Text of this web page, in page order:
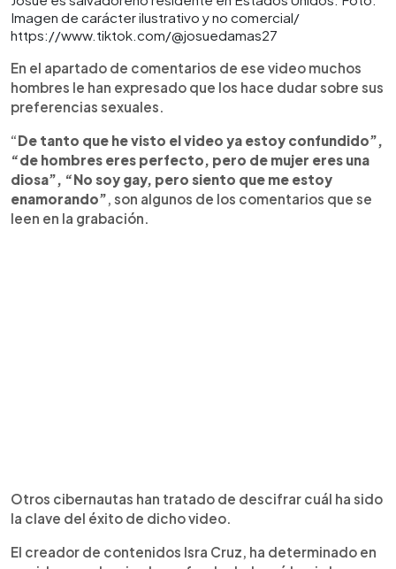
Imagen de carácter ilustrativo y no comercial/
https://www.tiktok.com/@josuedamas27
En el apartado de comentarios de ese video muchos
hombres le han expresado que los hace dudar sobre sus
preferencias sexuales.
“De tanto que he visto el video ya estoy confundido”,
“de hombres eres perfecto, pero de mujer eres una
diosa”, “No soy gay, pero siento que me estoy
enamorando”, son algunos de los comentarios que se
leen en la grabación.
Otros cibernautas han tratado de descifrar cuál ha sido
la clave del éxito de dicho video.
El creador de contenidos Isra Cruz, ha determinado en